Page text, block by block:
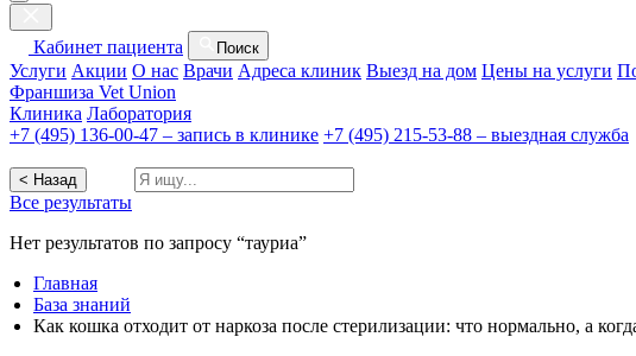
Кабинет пациента Поиск
Услуги Акции О нас Врачи Адреса клиник Выезд на дом Цены на услуги
Франшиза Vet Union
Клиника Лаборатория
+7 (495) 136-00-47 – запись в клинике +7 (495) 215-53-88 – выездная служба
< Назад
Все результаты
Нет результатов по запросу “тауриа”
Главная
База знаний
Как кошка отходит от наркоза после стерилизации: что нормально, а